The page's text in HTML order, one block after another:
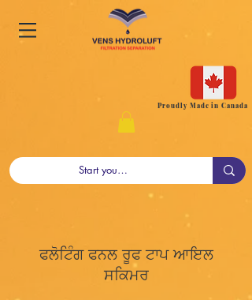
Proudly Made in Canada
ਫਲੋਟਿੰਗ ਫਨਲ ਰੂਫ ਟਾਪ ਆਇਲ
ਸਕਿਮਰ